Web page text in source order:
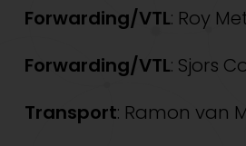
Forwarding/VTL: Roy
Forwarding/VTL: Sjors
Transport: Ramon van